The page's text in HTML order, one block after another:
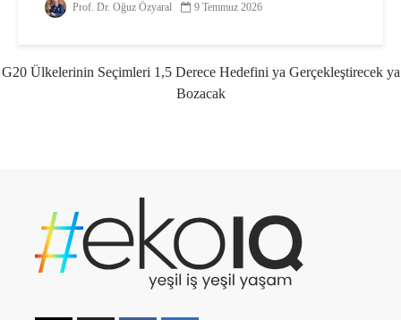
Prof. Dr. Oğuz Özyaral 9 Temmuz 2026
G20 Ülkelerinin Seçimleri 1,5 Derece Hedefini ya Gerçekleştirecek ya
Bozacak